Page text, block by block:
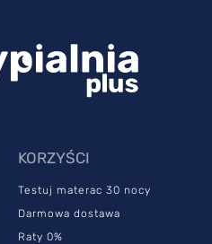
i właściwego dopasowania
podczas wypoczynku.
pianka termoelastyczna
solidne wsparcie kończyn i
4 cm nie jest w trwały
co pozwala na jej
KORZYŚCI
Testuj materac 30 nocy
Darmowa dostawa
Raty 0%